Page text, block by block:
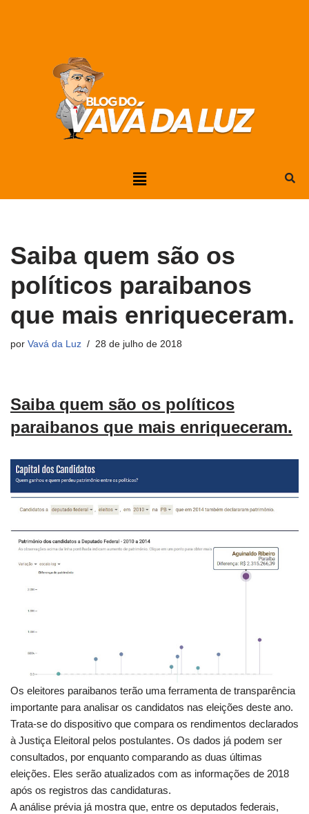
Saiba quem são os
políticos paraibanos
que mais enriqueceram.
por Vavá da Luz 28 de julho de 2018
Saiba quem são os políticos
paraibanos que mais enriqueceram.
Os eleitores paraibanos terão uma ferramenta de transparência
importante para analisar os candidatos nas eleições deste ano.
Trata-se do dispositivo que compara os rendimentos declarados
à Justiça Eleitoral pelos postulantes. Os dados já podem ser
consultados, por enquanto comparando as duas últimas
eleições. Eles serão atualizados com as informações de 2018
após os registros das candidaturas.
A análise prévia já mostra que, entre os deputados federais,